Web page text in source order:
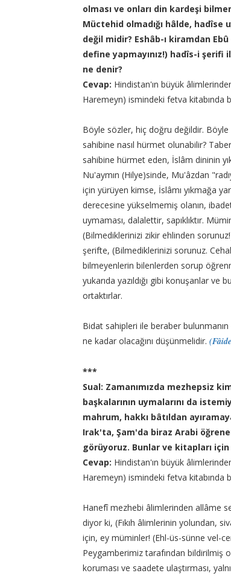
olması ve onları din kardeşi
Müctehid olmadığı hâlde, hadîse
değil midir? Eshâb-ı kiramdan
define yapmayınız!) hadîs-i
ne denir?
Cevap: Hindistan'ın büyük
Haremeyn) ismindeki fetva kitabında
Böyle sözler, hiç doğru değildir.
sahibine nasıl hürmet olunabilir?
sahibine hürmet eden, İslâm dininin
Nu'aymın (Hilye)sinde, Mu'âzdan
için yürüyen kimse, İslâmı yıkmağa
derecesine yükselmemiş olanın,
uymaması, dalalettir, sapıklıktır.
(Bilmediklerinizi zikir ehlinden
şerifte, (Bilmediklerinizi sorunuz.
bilmeyenlerin bilenlerden sorup
yukarıda yazıldığı gibi konuşanlar ve
ortaktırlar.
Bidat sahipleri ile beraber
ne kadar olacağını düşünmelidir.
***
Sual: Zamanımızda mezhepsiz
başkalarının uymalarını da
mahrum, hakkı bâtıldan
Irak'ta, Şam'da biraz Arabi
görüyoruz. Bunlar ve kitapları için
Cevap: Hindistan'ın büyük
Haremeyn) ismindeki fetva kitabında
Hanefî mezhebi âlimlerinden allâme
diyor ki, (Fıkıh âlimlerinin yolundan,
için, ey müminler! (Ehl-üs-sünne vel-
Peygamberimiz tarafından bildirilmiş
koruması ve saadete ulaştırması,